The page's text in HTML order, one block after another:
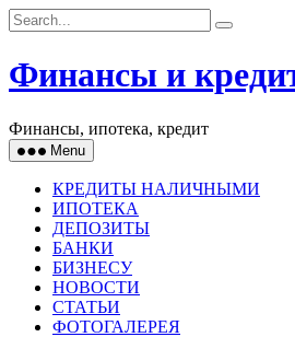
Skip
to
Финансы и
Финансы, ипотека, кредит
Menu
КРЕДИТЫ НАЛИЧНЫМИ
ИПОТЕКА
ДЕПОЗИТЫ
БАНКИ
БИЗНЕСУ
НОВОСТИ
СТАТЬИ
ФОТОГАЛЕРЕЯ